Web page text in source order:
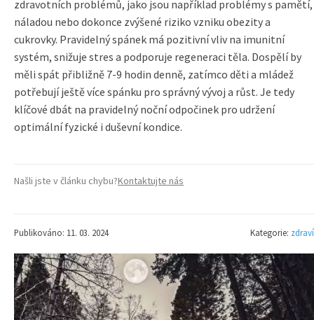
zdravotních problémů, jako jsou například problémy s pamětí,
náladou nebo dokonce zvýšené riziko vzniku obezity a
cukrovky. Pravidelný spánek má pozitivní vliv na imunitní
systém, snižuje stres a podporuje regeneraci těla. Dospělí by
měli spát přibližně 7-9 hodin denně, zatímco děti a mládež
potřebují ještě více spánku pro správný vývoj a růst. Je tedy
klíčové dbát na pravidelný noční odpočinek pro udržení
optimální fyzické i duševní kondice.
Našli jste v článku chybu?Kontaktujte nás
Publikováno: 11. 03. 2024 Kategorie: zdraví